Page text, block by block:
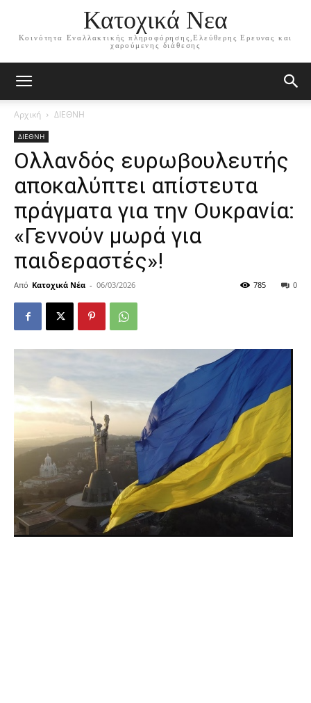
Κατοχικά Νεα
Κοινότητα Εναλλακτικής πληροφόρησης,Ελεύθερης Ερευνας και
χαρούμενης διάθεσης
Αρχική ΔΙΕΘΝΗ
ΔΙΕΘΝΗ
Ολλανδός ευρωβουλευτής
αποκαλύπτει απίστευτα
πράγματα για την Ουκρανία:
«Γεννούν μωρά για
παιδεραστές»!
Από Κατοχικά Νέα - 06/03/2026 0
785